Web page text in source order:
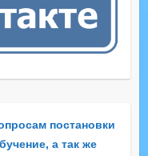
постановки
а так же